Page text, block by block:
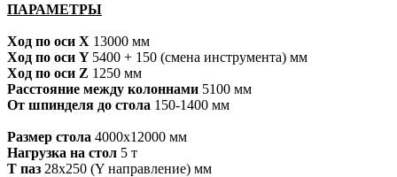
ПАРАМЕТРЫ
Ход по оси X 13000 мм
Ход по оси Y 5400 + 150 (смена инструмента) мм
Ход по оси Z 1250 мм
Расстояние между колоннами 5100 мм
От шпинделя до стола 150-1400 мм
Размер стола 4000х12000 мм
Нагрузка на стол 5 т
Т паз 28х250 (Y направление) мм